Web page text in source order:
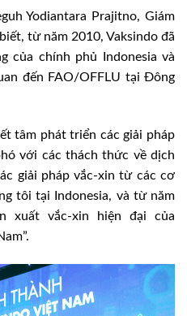
Yodiantara Prajitno, Giám
từ năm 2010, Vaksindo đã
của chính phủ Indonesia và
đến FAO/OFFLU tại Đông
tâm phát triển các giải pháp
với các thách thức về dịch
giải pháp vắc-xin từ các cơ
tôi tại Indonesia, và từ năm
xuất vắc-xin hiện đại của